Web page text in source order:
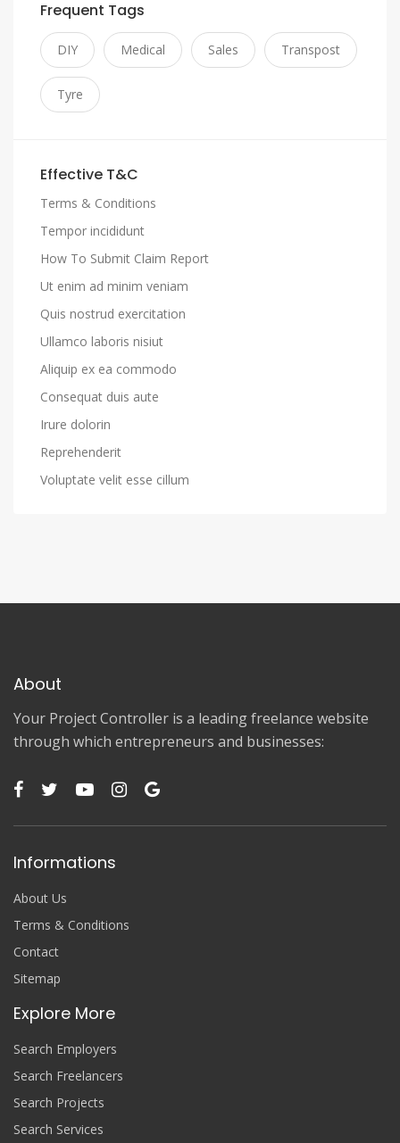
Frequent Tags
DIY Medical Sales Transpost
Tyre
Effective T&C
Terms & Conditions
Tempor incididunt
How To Submit Claim Report
Ut enim ad minim veniam
Quis nostrud exercitation
Ullamco laboris nisiut
Aliquip ex ea commodo
Consequat duis aute
Irure dolorin
Reprehenderit
Voluptate velit esse cillum
About
Your Project Controller is a leading freelance website
through which entrepreneurs and businesses:
Informations
About Us
Terms & Conditions
Contact
Sitemap
Explore More
Search Employers
Search Freelancers
Search Projects
Search Services